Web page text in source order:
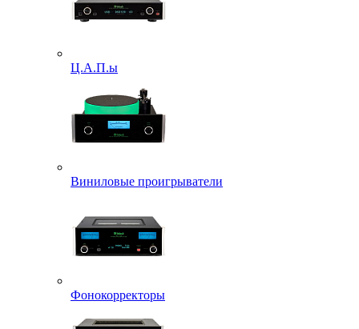
Ц.А.П.ы
Виниловые проигрыватели
Фонокорректоры